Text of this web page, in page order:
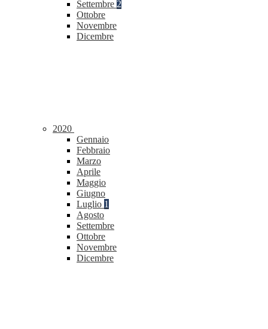
Settembre 2
Ottobre
Novembre
Dicembre
2020
Gennaio
Febbraio
Marzo
Aprile
Maggio
Giugno
Luglio 1
Agosto
Settembre
Ottobre
Novembre
Dicembre